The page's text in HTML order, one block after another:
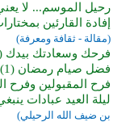
رحيل الموسم... لا
إفادة القارئين
(مقالة - ثقافة ومعرفة)
فرحك وسعادتك بيدك
فضل صيام رمضان (1)
فرح المقبولين وفرح
ليلة العيد عبادات
بن ضيف الله الرحيلي)